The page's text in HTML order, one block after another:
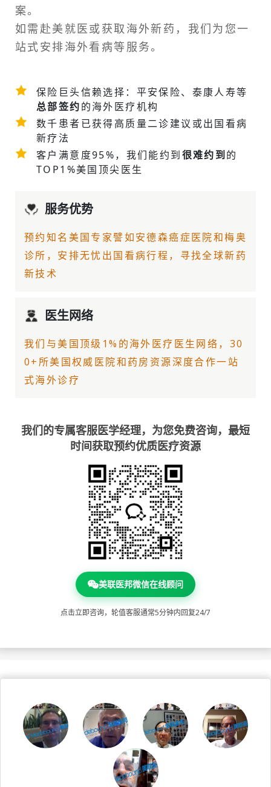
案。
如需 赴美就医或获取海外新药，我们为您一
站式安排海外看病等服务。
保险巨头信赖选择：平安保险、泰康人寿等
总部签约的海外医疗机构
数千患者已获得高质量二诊建议或出国看病
新疗法
客户满意度95%，我们能约到很难约到 的
TOP1%美国顶尖医生
服务优势
预约知名美国专家譬如安德森癌症医院和梅奥
诊所，安排无忧出国看病行程，寻找全球新药
新技术
医生网络
我们与美国顶级1%的海外医疗医生网络，30
0+所美国权威医院和药房资源深度合作一站
式海外诊疗
我们的专属客服医学经理，为您免费咨询，最短
时间获取预约优质医疗资源
美联医邦微信在线顾问
点击立即咨询，轮值客服通常5分钟内回复24/7